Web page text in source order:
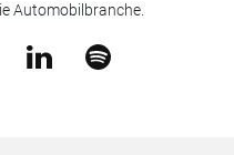
Automobilbranche.